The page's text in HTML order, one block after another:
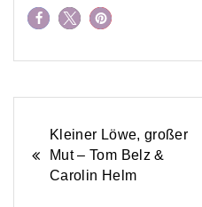
Beitrags-
Navigation
Kleiner Löwe, großer
Mut – Tom Belz &
Carolin Helm